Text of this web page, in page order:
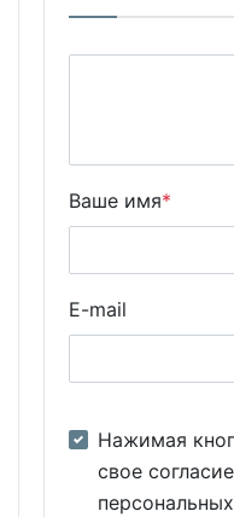
Ваше имя*
E-mail
Нажимая
свое